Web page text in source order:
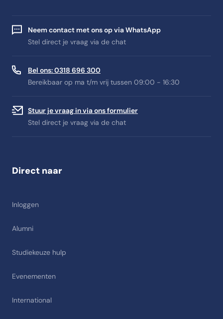
Neem contact met ons op via WhatsApp
Stel direct je vraag via de chat
Bel ons: 0318 696 300
Bereikbaar op ma t/m vrij tussen 09:00 - 16:30
Stuur je vraag in via ons formulier
Stel direct je vraag via de chat
Direct naar
Inloggen
Alumni
Studiekeuze hulp
Evenementen
International